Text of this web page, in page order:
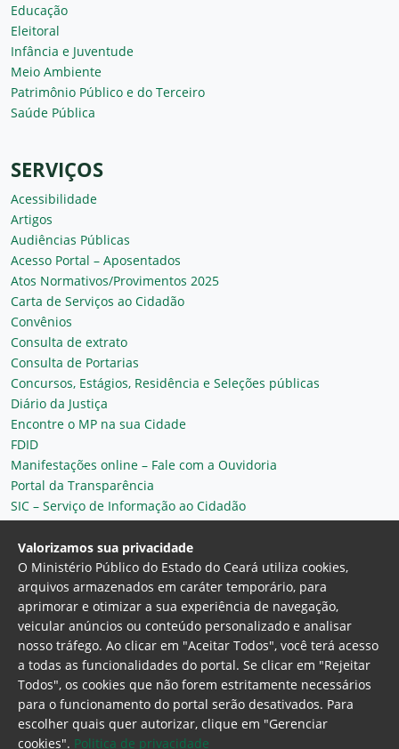
Educação
Eleitoral
Infância e Juventude
Meio Ambiente
Patrimônio Público e do Terceiro
Saúde Pública
SERVIÇOS
Acessibilidade
Artigos
Audiências Públicas
Acesso Portal – Aposentados
Atos Normativos/Provimentos 2025
Carta de Serviços ao Cidadão
Convênios
Consulta de extrato
Consulta de Portarias
Concursos, Estágios, Residência e Seleções públicas
Diário da Justiça
Encontre o MP na sua Cidade
FDID
Manifestações online – Fale com a Ouvidoria
Portal da Transparência
SIC – Serviço de Informação ao Cidadão
Plantão MP do Ceará
Secretaria Geral
Ministério Público do Estado do Ceará
Procuradoria Geral de Justiça Av. Gen. Afonso
Valorizamos sua privacidade
O Ministério Público do Estado do Ceará utiliza cookies,
arquivos armazenados em caráter temporário, para
aprimorar e otimizar a sua experiência de navegação,
veicular anúncios ou conteúdo personalizado e analisar
nosso tráfego. Ao clicar em "Aceitar Todos", você terá acesso
a todas as funcionalidades do portal. Se clicar em "Rejeitar
Todos", os cookies que não forem estritamente necessários
para o funcionamento do portal serão desativados. Para
escolher quais quer autorizar, clique em "Gerenciar
cookies". Politica de privacidade